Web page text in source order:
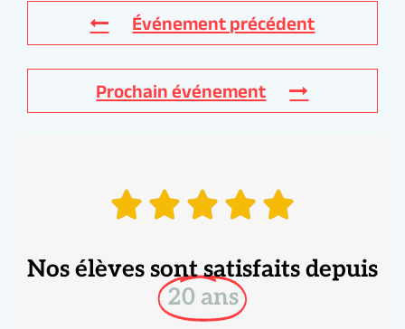
Nos élèves sont satisfaits depuis
20 ans